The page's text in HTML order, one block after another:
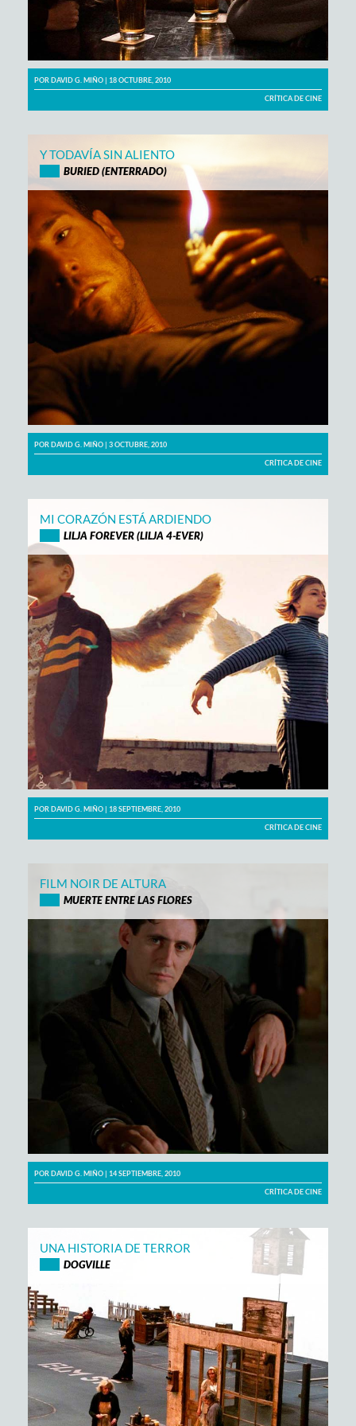
PORDAVID G. MIÑO | 18 OCTUBRE, 2010
CRÍTICA DE CINE
Y TODAVÍA SIN ALIENTO
BURIED (ENTERRADO)
PORDAVID G. MIÑO | 3 OCTUBRE, 2010
CRÍTICA DE CINE
MI CORAZÓN ESTÁ ARDIENDO
LILJA FOREVER (LILJA 4-EVER)
PORDAVID G. MIÑO | 18 SEPTIEMBRE, 2010
CRÍTICA DE CINE
FILM NOIR DE ALTURA
MUERTE ENTRE LAS FLORES
PORDAVID G. MIÑO | 14 SEPTIEMBRE, 2010
CRÍTICA DE CINE
UNA HISTORIA DE TERROR
DOGVILLE